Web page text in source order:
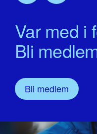
Var med i
Bli
Bli medlem